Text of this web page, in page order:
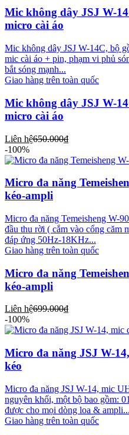
Mic không dây JSJ W-
micro cài áo
Mic không dây JSJ W-14C, bộ
mic cài áo + pin, phạm vi phủ
bắt sóng mạnh...
Giao hàng trên toàn quốc
Mic không dây JSJ W-
micro cài áo
Liên hệ650.000₫
-100%
Micro đa năng
kéo-ampli
Micro đa năng Temeisheng W-
đầu thu rời ( cắm vào cổng căm
đáp ứng 50Hz-18KHz...
Giao hàng trên toàn quốc
Micro đa năng
kéo-ampli
Liên hệ699.000₫
-100%
Micro đa năng JSJ W-
kéo
Micro đa năng JSJ W-14, mic
nguyên khối, một bộ bao gồm:
được cho mọi dòng loa & ampli...
Giao hàng trên toàn quốc